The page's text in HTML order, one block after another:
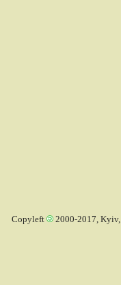
Copyleft 2000-2017, Kyiv,